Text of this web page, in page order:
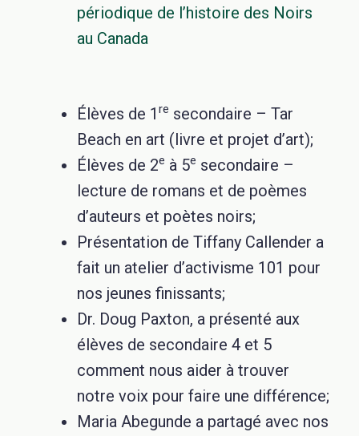
périodique de l’histoire des Noirs
au Canada
Élèves de 1 re secondaire – Tar
Beach en art (livre et projet d’art);
Élèves de 2e à 5e secondaire –
lecture de romans et de poèmes
d’auteurs et poètes noirs;
Présentation de Tiffany Callender a
fait un atelier d’activisme 101 pour
nos jeunes finissants;
Dr. Doug Paxton, a présenté aux
élèves de secondaire 4 et 5
comment nous aider à trouver
notre voix pour faire une différence;
Maria Abegunde a partagé avec nos